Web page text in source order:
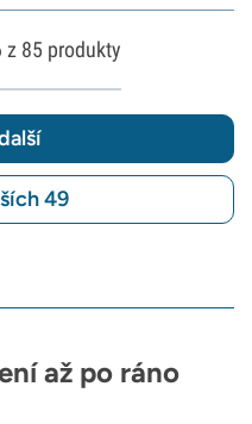
z 85 produkty
49
až po ráno